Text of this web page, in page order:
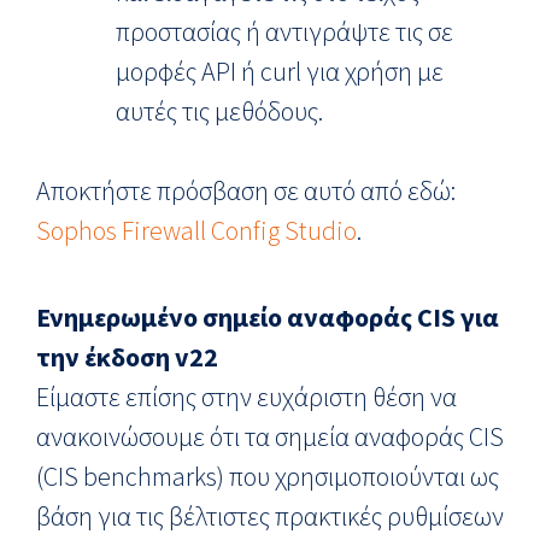
προστασίας ή αντιγράψτε τις σε
μορφές API ή curl για χρήση με
αυτές τις μεθόδους.
Αποκτήστε πρόσβαση σε αυτό από εδώ:
Sophos Firewall Config Studio.
Ενημερωμένο σημείο αναφοράς CIS για
την έκδοση v22
Είμαστε επίσης στην ευχάριστη θέση να
ανακοινώσουμε ότι τα σημεία αναφοράς CIS
(CIS benchmarks) που χρησιμοποιούνται ως
βάση για τις βέλτιστες πρακτικές ρυθμίσεων